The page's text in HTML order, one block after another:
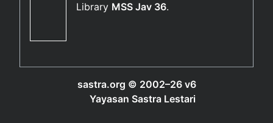
Library MSS Jav 36.
sastra.org © 2002–⁠26 v6
Yayasan Sastra Lestari